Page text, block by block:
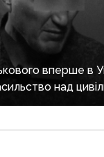
вперше в
над